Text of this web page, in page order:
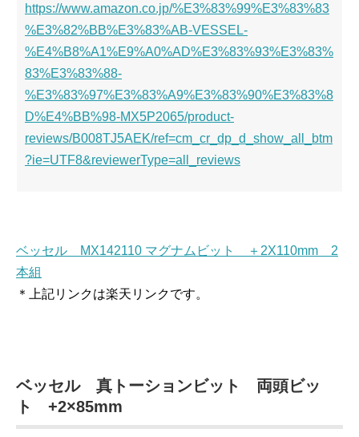
https://www.amazon.co.jp/%E3%83%99%E3%83%83
%E3%82%BB%E3%83%AB-VESSEL-
%E4%B8%A1%E9%A0%AD%E3%83%93%E3%83%
83%E3%83%88-
%E3%83%97%E3%83%A9%E3%83%90%E3%83%8
D%E4%BB%98-MX5P2065/product-
reviews/B008TJ5AEK/ref=cm_cr_dp_d_show_all_btm
?ie=UTF8&reviewerType=all_reviews
ベッセル MX142110 マグナムビット ＋2X110mm 2
本組
＊上記リンクは楽天リンクです。
ベッセル 真トーションビット 両頭ビッ
ト +2×85mm